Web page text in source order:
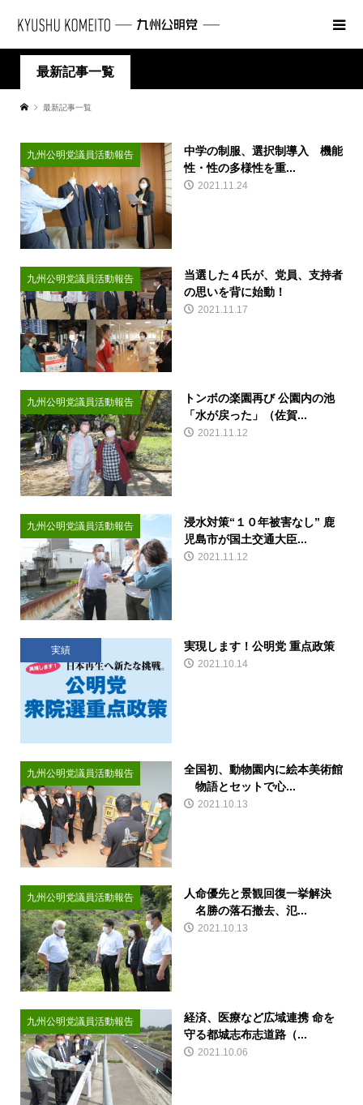
最新記事一覧
最新記事一覧
九州公明党議員活動報告
中学の制服、選択制導入 機能
性・性の多様性を重...
2021.11.24
九州公明党議員活動報告
当選した４氏が、党員、支持者
の思いを背に始動！
2021.11.17
九州公明党議員活動報告
トンボの楽園再び 公園内の池
「水が戻った」（佐賀...
2021.11.12
九州公明党議員活動報告
浸水対策“１０年被害なし” 鹿
児島市が国土交通大臣...
2021.11.12
実績 実現します！公明党 重点政策
2021.10.14
九州公明党議員活動報告
全国初、動物園内に絵本美術館
物語とセットで心...
2021.10.13
九州公明党議員活動報告
人命優先と景観回復一挙解決
名勝の落石撤去、氾...
2021.10.13
九州公明党議員活動報告
経済、医療など広域連携 命を
守る都城志布志道路（...
2021.10.06